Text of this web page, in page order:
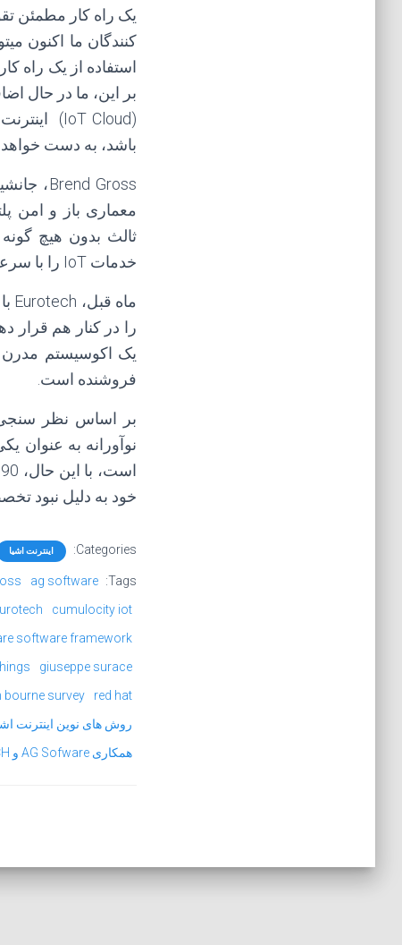
یک راه کار مطمئن
کنندگان ما اکنون
استفاده از یک راه
بر این، ما در حال
باشد، به دست خواهد
ثالث بدون هیچ
خدمات IoT را با سرعت خود و با توازن مطلوب بین ریسک و جاه طلبی توسعه و اجرایی کنند. “
ماه قبل، Eurotech با
را در کنار هم قرار
فروشنده است.
بر اساس نظر
خود به دلیل نبود
Categories: اینترنت اشیا
Tags:
ag software
cumulocity iot
software framework
giuseppe surace
red hat
bourne survey
روش های نوین اینترنت
همکاری AG Sofware و EUROTECH